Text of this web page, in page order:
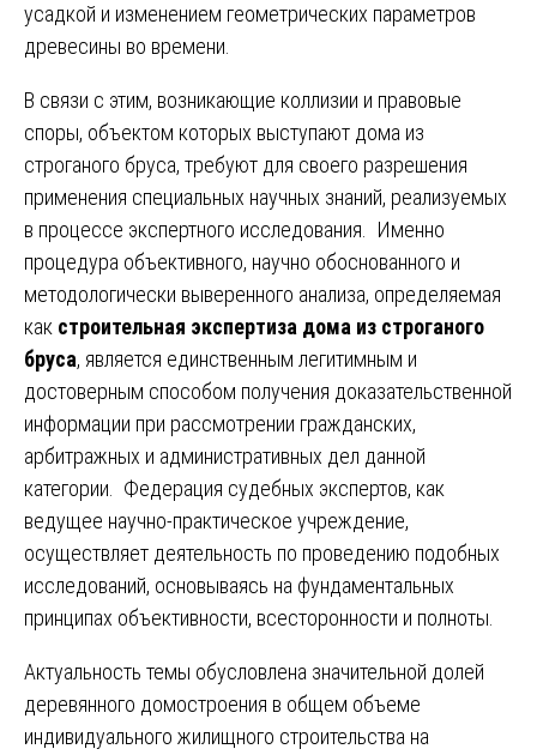
усадкой и изменением геометрических параметров
древесины во времени.
В связи с этим, возникающие коллизии и правовые
споры, объектом которых выступают дома из
строганого бруса, требуют для своего разрешения
применения специальных научных знаний, реализуемых
в процессе экспертного исследования. Именно
процедура объективного, научно обоснованного и
методологически выверенного анализа, определяемая
как строительная экспертиза дома из строганого
бруса, является единственным легитимным и
достоверным способом получения доказательственной
информации при рассмотрении гражданских,
арбитражных и административных дел данной
категории. Федерация судебных экспертов, как
ведущее научно-практическое учреждение,
осуществляет деятельность по проведению подобных
исследований, основываясь на фундаментальных
принципах объективности, всесторонности и полноты.
Актуальность темы обусловлена значительной долей
деревянного домостроения в общем объеме
индивидуального жилищного строительства на